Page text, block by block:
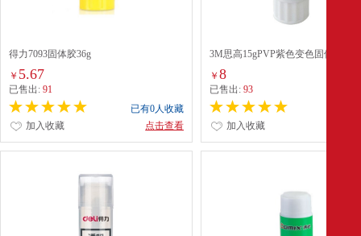
得力7093固体胶36g
￥ 5.67
已售出: 91
已有0人收藏
点击查看
加入收藏
3M思高15gPVP紫色变色固体胶
￥8
已售出:93
加入收藏